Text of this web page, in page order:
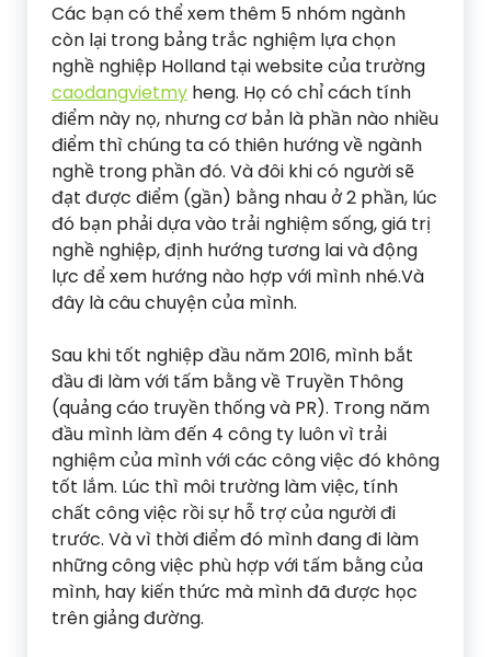
Các bạn có thể xem thêm 5 nhóm ngành
còn lại trong bảng trắc nghiệm lựa chọn
nghề nghiệp Holland tại website của trường
caodangvietmy heng. Họ có chỉ cách tính
điểm này nọ, nhưng cơ bản là phần nào nhiều
điểm thì chúng ta có thiên hướng về ngành
nghề trong phần đó. Và đôi khi có người sẽ
đạt được điểm (gần) bằng nhau ở 2 phần, lúc
đó bạn phải dựa vào trải nghiệm sống, giá trị
nghề nghiệp, định hướng tương lai và động
lực để xem hướng nào hợp với mình nhé.Và
đây là câu chuyện của mình.
Sau khi tốt nghiệp đầu năm 2016, mình bắt
đầu đi làm với tấm bằng về Truyền Thông
(quảng cáo truyền thống và PR). Trong năm
đầu mình làm đến 4 công ty luôn vì trải
nghiệm của mình với các công việc đó không
tốt lắm. Lúc thì môi trường làm việc, tính
chất công việc rồi sự hỗ trợ của người đi
trước. Và vì thời điểm đó mình đang đi làm
những công việc phù hợp với tấm bằng của
mình, hay kiến thức mà mình đã được học
trên giảng đường.